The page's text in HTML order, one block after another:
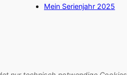
Mein Serienjahr 2025